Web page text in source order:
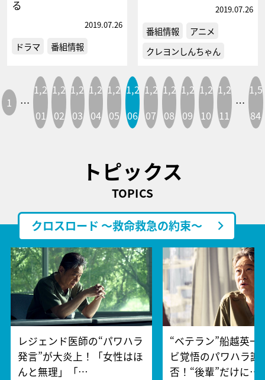
る
2019.07.26
ドラマ 番組情報
2019.07.26
番組情報
アニメ
クレヨンしんちゃん
1 …
1,2
01
1,2
02
1,2
03
1,2
04
1,2
05
1,2
06
1,2
07
1,2
08
1,2
09
1,2
10
1,2
11
…
1,5
84
トピックス
TOPICS
クロスロード ～救命救急の約束～
レジェンド医師の“パワハラ
発言”が大炎上！「女性はほ
んと無理」「…
“ベテラン”船越英一
ビ覚悟のパワハラ謝
否！“後輩”だけに…